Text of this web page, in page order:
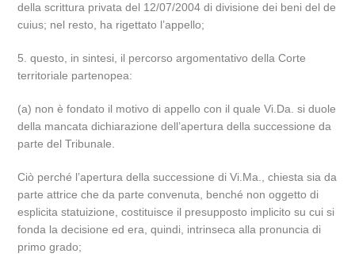
della scrittura privata del 12/07/2004 di divisione dei beni del de
cuius; nel resto, ha rigettato l’appello;
5. questo, in sintesi, il percorso argomentativo della Corte
territoriale partenopea:
(a) non è fondato il motivo di appello con il quale Vi.Da. si duole
della mancata dichiarazione dell’apertura della successione da
parte del Tribunale.
Ciò perché l’apertura della successione di Vi.Ma., chiesta sia da
parte attrice che da parte convenuta, benché non oggetto di
esplicita statuizione, costituisce il presupposto implicito su cui si
fonda la decisione ed era, quindi, intrinseca alla pronuncia di
primo grado;